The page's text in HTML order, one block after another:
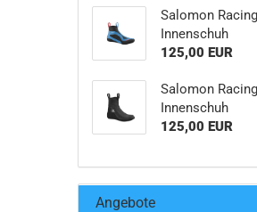
Salomon
Innenschuh
125,00 EUR
Salomon
Innenschuh
125,00 EUR
Angebote